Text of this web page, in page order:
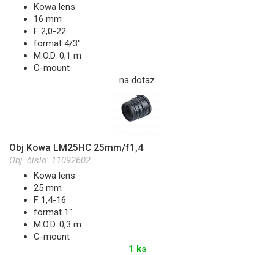
Kowa lens
16 mm
F 2,0-22
format 4/3"
M.O.D. 0,1 m
C-mount
na dotaz
Obj Kowa LM25HC 25mm/f1,4
Obj. číslo: 11092602
Kowa lens
25 mm
F 1,4-16
format 1"
M.O.D. 0,3 m
C-mount
1 ks